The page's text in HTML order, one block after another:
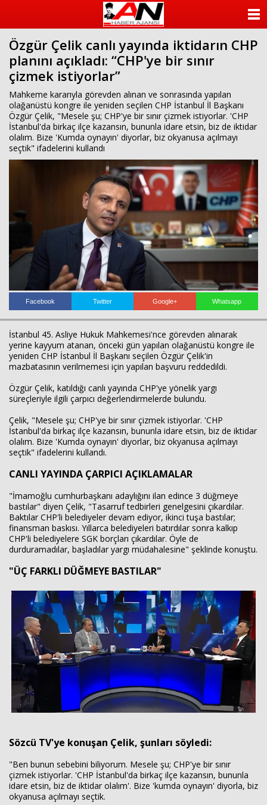
Özgür Çelik canlı yayında iktidarın CHP
planını açıkladı: “CHP'ye bir sınır
çizmek istiyorlar”
Mahkeme kararıyla görevden alınan ve sonrasında yapılan
olağanüstü kongre ile yeniden seçilen CHP İstanbul İl Başkanı
Özgür Çelik, "Mesele şu; CHP'ye bir sınır çizmek istiyorlar. 'CHP
İstanbul'da birkaç ilçe kazansın, bununla idare etsin, biz de iktidar
olalım. Bize 'Kumda oynayın' diyorlar, biz okyanusa açılmayı
seçtik" ifadelerini kullandı
Facebook Twitter Google+ Whatsapp
İstanbul 45. Asliye Hukuk Mahkemesi'nce görevden alınarak
yerine kayyum atanan, önceki gün yapılan olağanüstü kongre ile
yeniden CHP İstanbul İl Başkanı seçilen Özgür Çelik'in
mazbatasının verilmemesi için yapılan başvuru reddedildi.
Özgür Çelik, katıldığı canlı yayında CHP'ye yönelik yargı
süreçleriyle ilgili çarpıcı değerlendirmelerde bulundu.
Çelik, "Mesele şu; CHP'ye bir sınır çizmek istiyorlar. 'CHP
İstanbul'da birkaç ilçe kazansın, bununla idare etsin, biz de iktidar
olalım. Bize 'Kumda oynayın' diyorlar, biz okyanusa açılmayı
seçtik" ifadelerini kullandı.
CANLI YAYINDA ÇARPICI AÇIKLAMALAR
"İmamoğlu cumhurbaşkanı adaylığını ilan edince 3 düğmeye
bastılar" diyen Çelik, "Tasarruf tedbirleri genelgesini çıkardılar.
Baktılar CHP'li belediyeler devam ediyor, ikinci tuşa bastılar;
finansman baskısı. Yıllarca belediyeleri batırdılar sonra kalkıp
CHP'li belediyelere SGK borçları çıkardılar. Öyle de
durduramadılar, başladılar yargı müdahalesine" şeklinde konuştu.
"ÜÇ FARKLI DÜĞMEYE BASTILAR"
Sözcü TV'ye konuşan Çelik, şunları söyledi:
"Ben bunun sebebini biliyorum. Mesele şu; CHP'ye bir sınır
çizmek istiyorlar. 'CHP İstanbul'da birkaç ilçe kazansın, bununla
idare etsin, biz de iktidar olalım'. Bize 'kumda oynayın' diyorla, biz
okyanusa açılmayı seçtik.
KATEGORİLER
ANKETLER
FOTO GALERİ
VİDEO GALERİ
KÜNYE
Haberin Doğru Adresi.